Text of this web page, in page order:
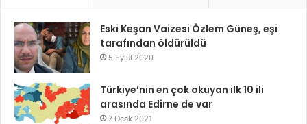
Eski Keşan Vaizesi Özlem Güneş, eşi
tarafından öldürüldü
5 Eylül 2020
Türkiye’nin en çok okuyan ilk 10 ili
arasında Edirne de var
7 Ocak 2021